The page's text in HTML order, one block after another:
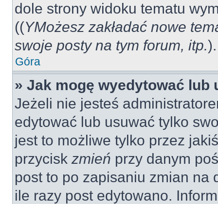
dole strony widoku tematu
((YMożesz zakładać nowe
swoje posty na tym forum, itp.).
Góra
» Jak mogę wyedytować lub
Jeżeli nie jesteś
edytować lub usuwać tylko
jest to możliwe tylko przez
przycisk zmień przy danym
post to po zapisaniu zmian na
ile razy post edytowano.